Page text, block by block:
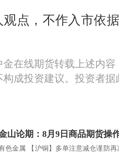
点，不作入市依
在线期货转载上述内
成投资建议。投资者
山论期：8月9日商品期货操
色金属 【沪铜】多单注意减仓谨防